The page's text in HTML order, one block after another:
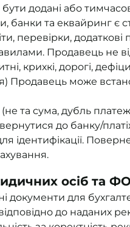
додані або
банки та еквайринг
перевірки,
Продавець не
крихкі, дорогі,
Продавець може
та сума, дубль
до банку/
ідентифікації.
осіб та
документи для
до наданих